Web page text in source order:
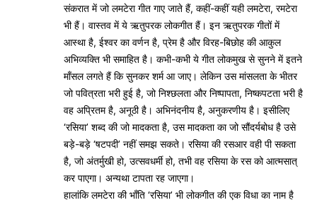
संकरात में जो लमटेरा गीत गाए जाते हैं, कहीं-कहीं यही लमटेरा, रमटेरा
भी हैं। वास्तव में ये ऋतुपरक लोकगीत हैं। इन ऋतुपरक गीतों में
आस्था है, ईश्वर का वर्णन है, प्रेम है और विरह-बिछोह की आकुल
अभिव्यक्ति भी समाहित है। कभी-कभी ये गीत लोकमुख से सुनने में इतने
माँसल लगते हैं कि सुनकर शर्म आ जाए। लेकिन उस मांसलता के भीतर
जो पवित्रता भरी हुई है, जो निश्छलता और निष्पापता, निष्कपटता भरी है
वह अप्रितम है, अनूठी है। अभिनंदनीय है, अनुकरणीय है। इसीलिए
‘रसिया’ शब्द की जो मादकता है, उस मादकता का जो सौंदर्यबोध है उसे
बड़े-बड़े ‘षटपदी’ नहीं समझ सकते। रसिया की रसआर वही पी सकता
है, जो अंतर्मुखी हो, उत्सवधर्मी हो, तभी वह रसिया के रस को आत्मसात्
कर पाएगा। अन्यथा टापता रह जाएगा।
हालांकि लमटेरा की भाँति ‘रसिया’ भी लोकगीत की एक विधा का नाम है